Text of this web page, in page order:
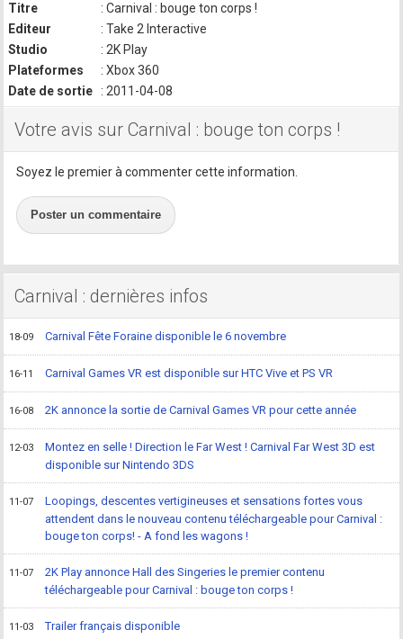
Titre
: Carnival : bouge ton corps !
Editeur
: Take 2 Interactive
Studio
: 2K Play
Plateformes
: Xbox 360
Date de sortie
: 2011-04-08
Votre avis sur Carnival : bouge ton corps !
Soyez le premier à commenter cette information.
Poster un commentaire
Carnival : dernières infos
18-09 Carnival Fête Foraine disponible le 6 novembre
16-11 Carnival Games VR est disponible sur HTC Vive et PS VR
16-08 2K annonce la sortie de Carnival Games VR pour cette année
12-03
Montez en selle ! Direction le Far West ! Carnival Far West 3D est
disponible sur Nintendo 3DS
11-07
Loopings, descentes vertigineuses et sensations fortes vous
attendent dans le nouveau contenu téléchargeable pour Carnival :
bouge ton corps! - A fond les wagons !
11-07
2K Play annonce Hall des Singeries le premier contenu
téléchargeable pour Carnival : bouge ton corps !
11-03 Trailer français disponible